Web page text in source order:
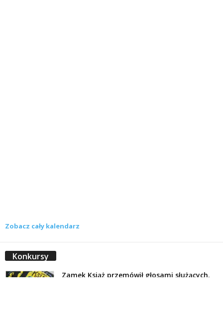
Zobacz cały kalendarz
Konkursy
Zamek Książ przemówił głosami służących.